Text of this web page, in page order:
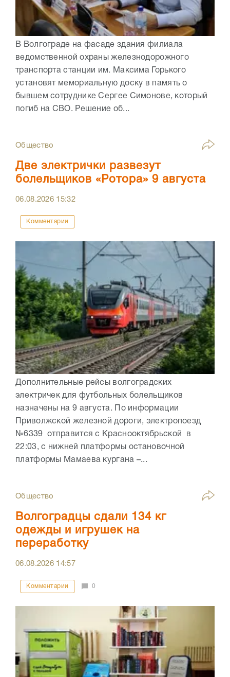
В Волгограде на фасаде здания филиала
ведомственной охраны железнодорожного
транспорта станции им. Максима Горького
установят мемориальную доску в память о
бывшем сотруднике Сергее Симонове, который
погиб на СВО. Решение об...
Общество
Две электрички развезут
болельщиков «Ротора» 9 августа
06.08.2026 15:32
Комментарии
Дополнительные рейсы волгоградских
электричек для футбольных болельщиков
назначены на 9 августа. По информации
Приволжской железной дороги, электропоезд
№6339 отправится с Краснооктябрьской в
22:03, с нижней платформы остановочной
платформы Мамаева кургана –...
Общество
Волгоградцы сдали 134 кг
одежды и игрушек на
переработку
06.08.2026 14:57
Комментарии 0